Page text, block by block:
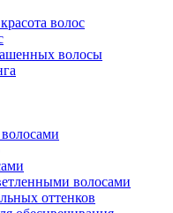
волос
волосы
волосами
оттенков